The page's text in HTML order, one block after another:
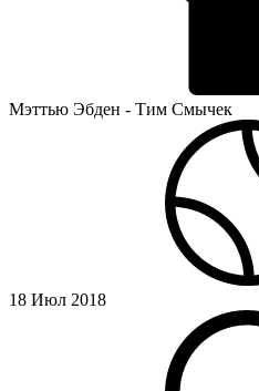
Мэттью Эбден - Тим Смычек
18 Июл 2018